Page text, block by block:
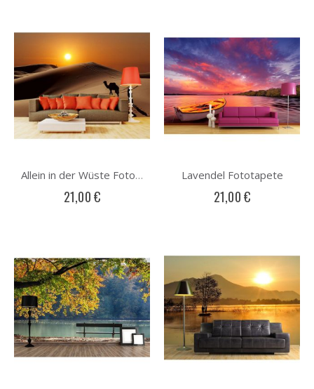
Allein in der Wüste Fototapete
21,00 €
Lavendel Fototapete
21,00 €